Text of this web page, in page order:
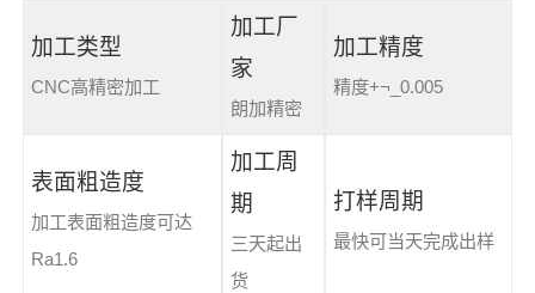
加工类型
CNC高精密加工
加工厂
家
朗加精密
加工精度
精度+¬_0.005
表面粗造度
加工表面粗造度可达
Ra1.6
加工周
期
三天起出
货
打样周期
最快可当天完成出样